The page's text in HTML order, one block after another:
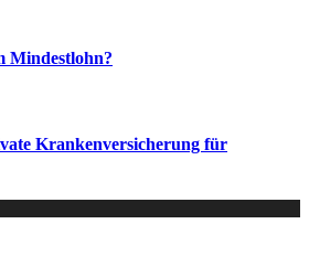
Mindestlohn?
Krankenversicherung für